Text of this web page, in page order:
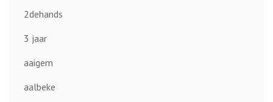
2dehands
3 jaar
aaigem
aalbeke